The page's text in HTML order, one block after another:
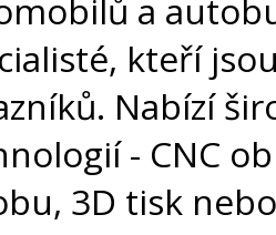
a
kteří
Nabízí
- CNC
3D tisk